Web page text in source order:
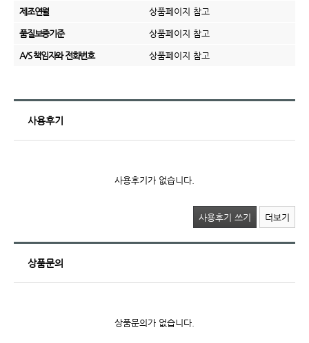
제조연월 상품페이지 참고
품질보증기준 상품페이지 참고
A/S 책임자와 전화번호 상품페이지 참고
사용후기
사용후기가 없습니다.
사용후기 쓰기 더보기
상품문의
상품문의가 없습니다.